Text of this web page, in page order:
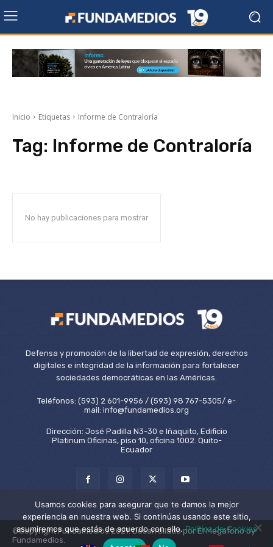
Inicio Etiquetas Informe de Contraloría
Tag: Informe de Contraloría
No hay publicaciones para mostrar
Defensa y promoción de la libertad de expresión, derechos
digitales e integridad de la información para fortalecer
sociedades democráticas en las Américas.
Teléfonos: (593) 2 601-9956 / (593) 98 767-5305/ e-
mail: info@fundamedios.org
Dirección: José Padilla N3-30 e Iñaquito, Edificio
Platinum Oficinas, piso 10, oficina 1002. Quito-
Ecuador
©Copyright Fundamedios 2021. Desarrollado por El Megáfono by
Fundamedios.
Usamos cookies para asegurar que te damos la mejor
experiencia en nuestra web. Si continúas usando este sitio,
asumiremos que estás de acuerdo con ello.Política de Cookies